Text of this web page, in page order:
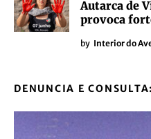
Autarca de
provoca
by Interior do
DENUNCIA E CONSULTA: